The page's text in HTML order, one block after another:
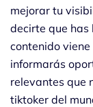
mejorar tu
decirte que has
contenido
informarás
relevantes que
tiktoker del